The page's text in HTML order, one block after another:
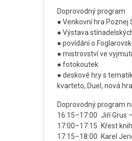
Doprovodný program
● Venkovní hra Poznej
● Výstava
● povídání o
● mistrovství ve
● fotokoutek
● deskové hry s
kvarteto, Duel, nová
Doprovodný program
16:15–17:00 Jiří Grus
17:00–17:15 Křest
17:15–18:00 Karel